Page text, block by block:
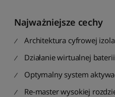
Najważniejsze cechy
Architektura cyfrowej
Działanie wirtualnej baterii
Optymalny system
Re-master wysokiej